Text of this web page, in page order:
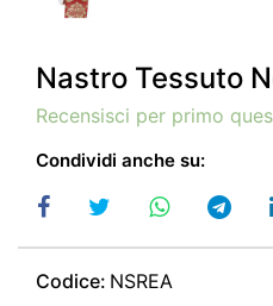
Nastro Tessuto
Recensisci per primo
Condividi anche su:
Codice: NSREA